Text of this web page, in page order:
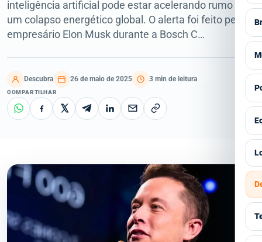
inteligência artificial pode estar acelerando rumo a
um colapso energético global. O alerta foi feito pelo
empresário Elon Musk durante a Bosch C…
Descubra 26 de maio de 2025 3 min de leitura
COMPARTILHAR